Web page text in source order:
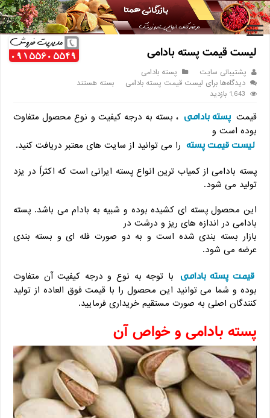
خانه / پسته بادامی / لیست قیمت پسته بادامی
لیست قیمت پسته بادامی
پشتیبانی سایت
پسته بادامی
دیدگاه‌هابرای لیست قیمت پسته بادامی
بسته هستند
1,643 بازدید
قیمت پسته بادامی ، بسته به درجه کیفیت و نوع محصول متفاوت
بوده است و
لیست قیمت پسته را می توانید از سایت های معتبر دریافت کنید.
پسته بادامی از کمیاب ترین انواع پسته ایرانی است که اکثراً در یزد
تولید می شود.
این محصول پسته ای کشیده بوده و شبیه به بادام می باشد. پسته
بادامی در اندازه های ریز و درشت در
بازار بسته بندی شده است و به دو صورت فله ای و بسته بندی
عرضه می شود.
قیمت پسته بادامی با توجه به نوع و درجه کیفیت آن متفاوت
بوده و شما می توانید این محصول را با قیمت فوق العاده از تولید
کنندگان اصلی به صورت مستقیم خریداری فرمایید.
پسته بادامی و خواص آن